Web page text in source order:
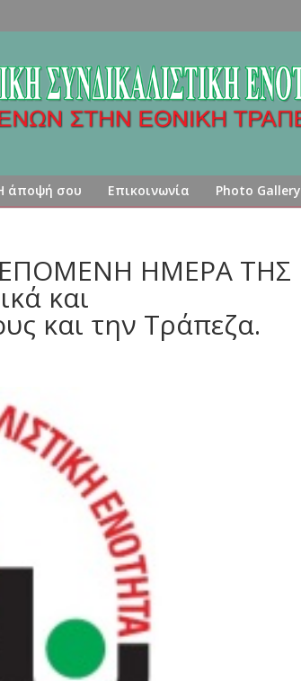
άποψή σου Επικοινωνία Photo Gallery
ΕΠΟΜΕΝΗ ΗΜΕΡΑ ΤΗΣ
και
και την Τράπεζα.